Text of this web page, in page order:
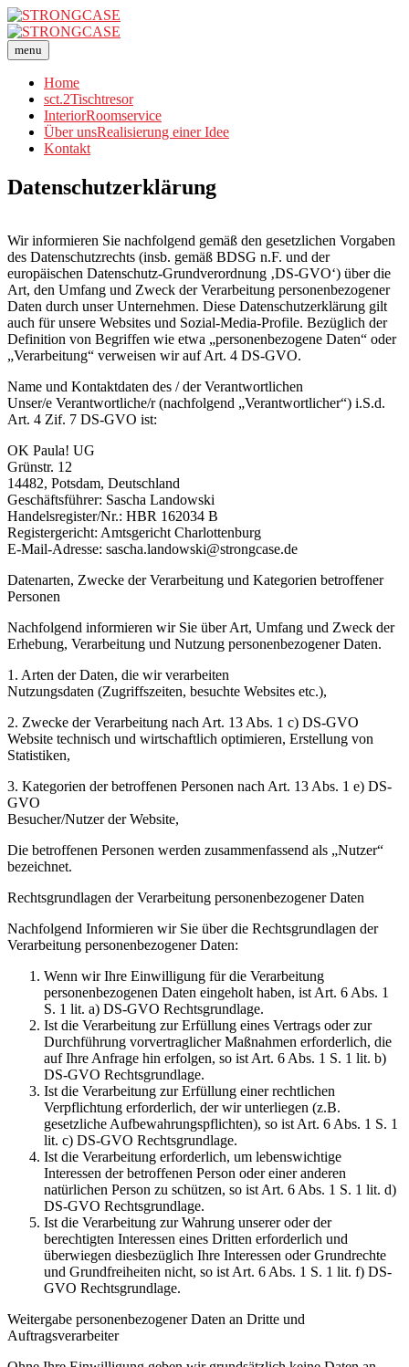
menu
Home
sct.2Tischtresor
InteriorRoomservice
Über unsRealisierung einer Idee
Kontakt
Datenschutzerklärung
Wir informieren Sie nachfolgend gemäß den gesetzlichen Vorgaben
des Datenschutzrechts (insb. gemäß BDSG n.F. und der
europäischen Datenschutz-Grundverordnung ‚DS-GVO‘) über die
Art, den Umfang und Zweck der Verarbeitung personenbezogener
Daten durch unser Unternehmen. Diese Datenschutzerklärung gilt
auch für unsere Websites und Sozial-Media-Profile. Bezüglich der
Definition von Begriffen wie etwa „personenbezogene Daten“ oder
„Verarbeitung“ verweisen wir auf Art. 4 DS-GVO.
Name und Kontaktdaten des / der Verantwortlichen
Unser/e Verantwortliche/r (nachfolgend „Verantwortlicher“) i.S.d.
Art. 4 Zif. 7 DS-GVO ist:
OK Paula! UG
Grünstr. 12
14482, Potsdam, Deutschland
Geschäftsführer: Sascha Landowski
Handelsregister/Nr.: HBR 162034 B
Registergericht: Amtsgericht Charlottenburg
E-Mail-Adresse: sascha.landowski@strongcase.de
Datenarten, Zwecke der Verarbeitung und Kategorien betroffener
Personen
Nachfolgend informieren wir Sie über Art, Umfang und Zweck der
Erhebung, Verarbeitung und Nutzung personenbezogener Daten.
1. Arten der Daten, die wir verarbeiten
Nutzungsdaten (Zugriffszeiten, besuchte Websites etc.),
2. Zwecke der Verarbeitung nach Art. 13 Abs. 1 c) DS-GVO
Website technisch und wirtschaftlich optimieren, Erstellung von
Statistiken,
3. Kategorien der betroffenen Personen nach Art. 13 Abs. 1 e) DS-
GVO
Besucher/Nutzer der Website,
Die betroffenen Personen werden zusammenfassend als „Nutzer“
bezeichnet.
Rechtsgrundlagen der Verarbeitung personenbezogener Daten
Nachfolgend Informieren wir Sie über die Rechtsgrundlagen der
Verarbeitung personenbezogener Daten:
Wenn wir Ihre Einwilligung für die Verarbeitung
personenbezogenen Daten eingeholt haben, ist Art. 6 Abs. 1
S. 1 lit. a) DS-GVO Rechtsgrundlage.
Ist die Verarbeitung zur Erfüllung eines Vertrags oder zur
Durchführung vorvertraglicher Maßnahmen erforderlich, die
auf Ihre Anfrage hin erfolgen, so ist Art. 6 Abs. 1 S. 1 lit. b)
DS-GVO Rechtsgrundlage.
Ist die Verarbeitung zur Erfüllung einer rechtlichen
Verpflichtung erforderlich, der wir unterliegen (z.B.
gesetzliche Aufbewahrungspflichten), so ist Art. 6 Abs. 1 S. 1
lit. c) DS-GVO Rechtsgrundlage.
Ist die Verarbeitung erforderlich, um lebenswichtige
Interessen der betroffenen Person oder einer anderen
natürlichen Person zu schützen, so ist Art. 6 Abs. 1 S. 1 lit. d)
DS-GVO Rechtsgrundlage.
Ist die Verarbeitung zur Wahrung unserer oder der
berechtigten Interessen eines Dritten erforderlich und
überwiegen diesbezüglich Ihre Interessen oder Grundrechte
und Grundfreiheiten nicht, so ist Art. 6 Abs. 1 S. 1 lit. f) DS-
GVO Rechtsgrundlage.
Weitergabe personenbezogener Daten an Dritte und
Auftragsverarbeiter